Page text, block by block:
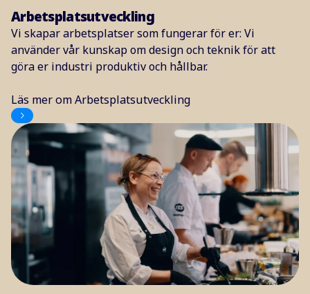
Arbetsplatsutveckling
Vi skapar arbetsplatser som fungerar för er: Vi
använder vår kunskap om design och teknik för att
göra er industri produktiv och hållbar.
Läs mer om Arbetsplatsutveckling